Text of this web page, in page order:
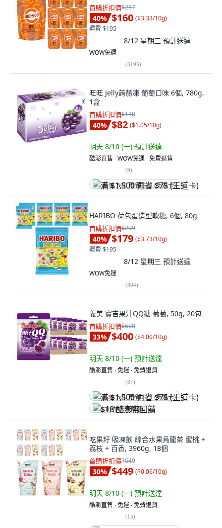
首購折扣價$267
40% $160 ($3.33/10g)
運費 $195
8/12 星期三 預計送達
WOW免運
(3195)
旺旺 Jelly蒟蒻凍 葡萄口味 6個, 780g,
1盒
首購折扣價$138
40% $82 ($1.05/10g)
明天 8/10 (一) 預計送達
酷澎直售 ∙ WOW免運 ∙ 免費退貨
(9)
满 $1,500 再省 $75 (王道卡)
HARIBO 荷包蛋造型軟糖, 6個, 80g
首購折扣價$299
40% $179 ($3.73/10g)
運費 $195
8/12 星期三 預計送達
WOW免運
(804)
義美 寶吉果汁QQ糖 葡萄, 50g, 20包
首購折扣價$600
33% $400 ($4.00/10g)
明天 8/10 (一) 預計送達
酷澎直售 ∙ 免運 ∙ 免費退貨
(87)
满 $1,500 再省 $75 (王道卡)
$18 酷澎幣回饋
吃果籽 吸凍飲 綜合水果烏龍茶 蜜桃 +
荔枝 + 百香, 3960g, 18個
首購折扣價$649
30% $449 ($0.06/10g)
明天 8/10 (一) 預計送達
酷澎直售 ∙ 免運 ∙ 免費退貨
(13)